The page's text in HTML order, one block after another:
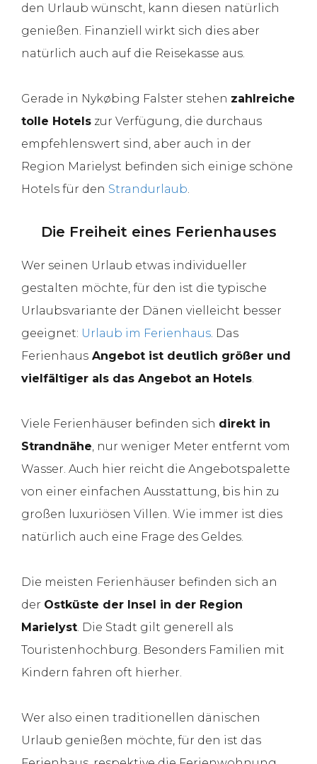
den Urlaub wünscht, kann diesen natürlich
genießen. Finanziell wirkt sich dies aber
natürlich auch auf die Reisekasse aus.
Gerade in Nykøbing Falster stehen zahlreiche
tolle Hotels zur Verfügung, die durchaus
empfehlenswert sind, aber auch in der
Region Marielyst befinden sich einige schöne
Hotels für den Strandurlaub
Die Freiheit eines Ferienhauses
Wer seinen Urlaub etwas individueller
gestalten möchte, für den ist die typische
Urlaubsvariante der Dänen vielleicht besser
geeignet: Urlaub im Ferienhaus . Das
Ferienhaus Angebot ist deutlich größer und
vielfältiger als das Angebot an Hotels
Viele Ferienhäuser befinden sich direkt in
Strandnähe , nur weniger Meter entfernt vom
Wasser. Auch hier reicht die Angebotspalette
von einer einfachen Ausstattung, bis hin zu
großen luxuriösen Villen. Wie immer ist dies
natürlich auch eine Frage des Geldes.
Die meisten Ferienhäuser befinden sich an
der Ostküste der Insel in der Region
Marielyst . Die Stadt gilt generell als
Touristenhochburg. Besonders Familien mit
Kindern fahren oft hierher.
Wer also einen traditionellen dänischen
Urlaub genießen möchte, für den ist das